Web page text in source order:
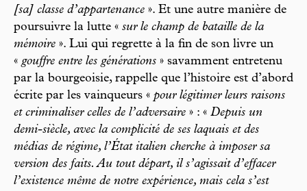
[sa] classe d’appartenance ». Et une autre manière de
poursuivre la lutte « sur le champ de bataille de la
mémoire ». Lui qui regrette à la fin de son livre un
« gouffre entre les générations » savamment entretenu
par la bourgeoisie, rappelle que l’histoire est d’abord
écrite par les vainqueurs « pour légitimer leurs raisons
et criminaliser celles de l’adversaire » : « Depuis un
demi-siècle, avec la complicité de ses laquais et des
médias de régime, l’État italien cherche à imposer sa
version des faits. Au tout départ, il s’agissait d’effacer
l’existence même de notre expérience, mais cela s’est